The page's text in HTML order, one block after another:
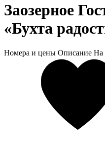
Заозерное
«Бухта
Номера и цены Описание На